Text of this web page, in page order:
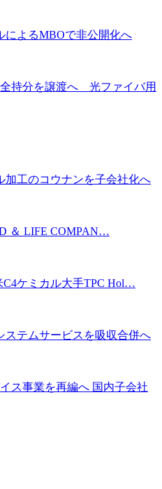
によるMBOで非公開化へ
持分を譲渡へ 光ファイバ用
加工のコウナンを子会社化へ
＆ LIFE COMPAN…
C4ケミカル大手TPC Hol…
テムサービスを吸収合併へ
ス事業を再編へ 国内子会社